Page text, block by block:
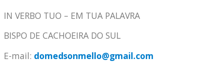
IN VERBO TUO – EM TUA PALAVRA
BISPO DE CACHOEIRA DO SUL
E-mail: domedsonmello@gmail.com